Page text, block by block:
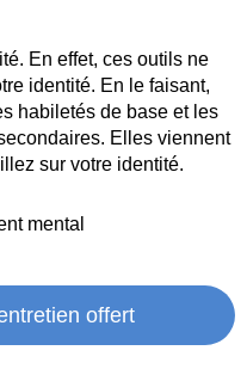
En effet, ces outils ne
identité. En le faisant,
habiletés de base et les
Elles viennent
sur votre identité.
mental
offert